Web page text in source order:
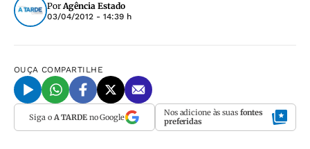
PorAgência Estado
03/04/2012 - 14:39 h
OUÇA COMPARTILHE
Siga o A TARDEno Google Nos adicione às suas fontes
preferidas